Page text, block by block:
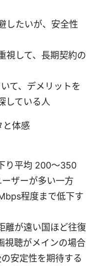
したいが、安全性
視して、長期契約の
て、デメリットを
している人
と体感
り平均 200〜350
ザーが多い一方
程度まで低下す
離が遠い国ほど往復
視聴がメインの場合
安定性を期待する